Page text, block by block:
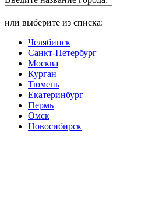
или выберите из списка:
Челябинск
Санкт-Петербург
Москва
Курган
Тюмень
Екатеринбург
Пермь
Омск
Новосибирск